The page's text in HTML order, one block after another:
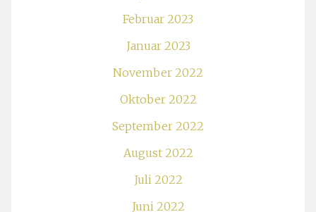
Februar 2023
Januar 2023
November 2022
Oktober 2022
September 2022
August 2022
Juli 2022
Juni 2022